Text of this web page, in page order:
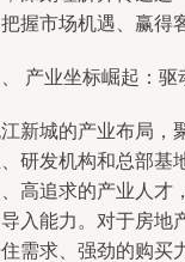
握市场机遇、赢得
产业坐标崛起：
新城的产业布局，
研发机构和总部基
高追求的产业人才
入能力。对于房地
需求、强劲的购买